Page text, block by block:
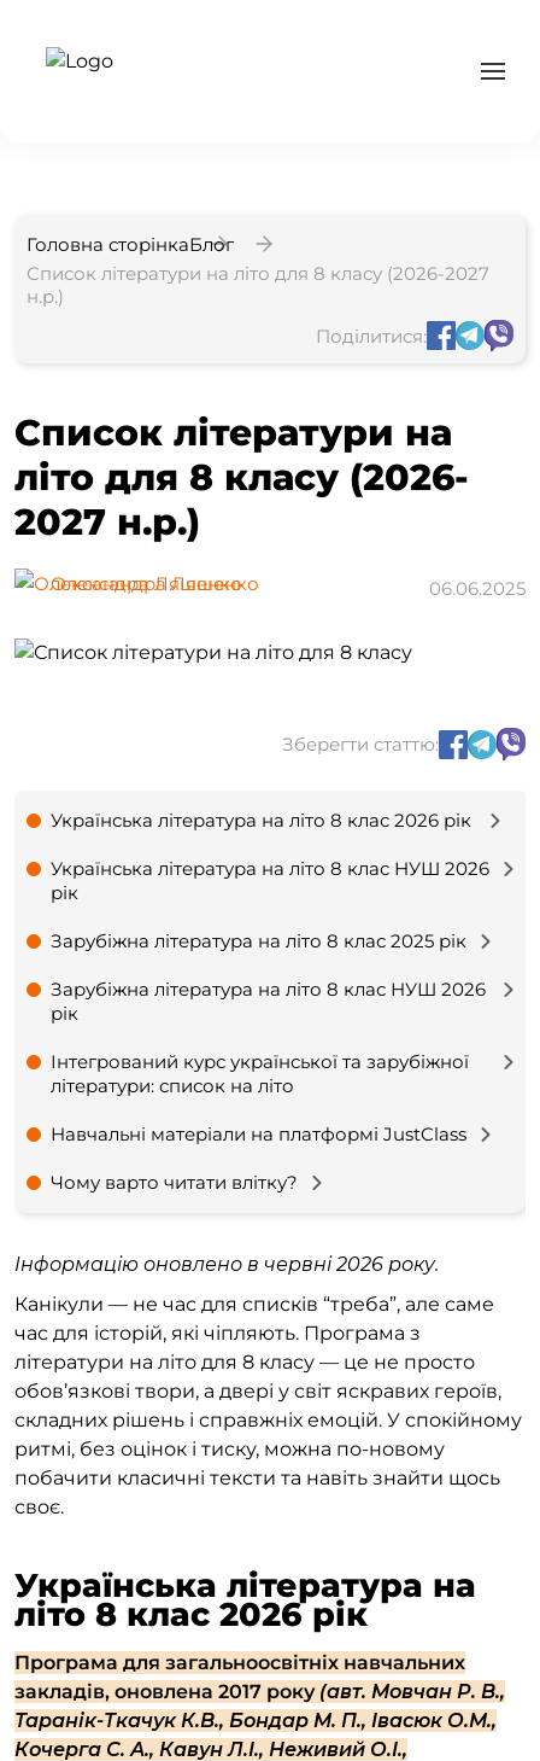
Головна сторінкаБлог
Список літератури на літо для 8 класу (2026-2027
н.р.)
Поділитися:
Список літератури на
літо для 8 класу (2026-
2027 н.р.)
Олександра Ляшенко 06.06.2025
Зберегти статтю:
Українська література на літо 8 клас 2026 рік
Українська література на літо 8 клас НУШ 2026
рік
Зарубіжна література на літо 8 клас 2025 рік
Зарубіжна література на літо 8 клас НУШ 2026
рік
Інтегрований курс української та зарубіжної
літератури: список на літо
Навчальні матеріали на платформі JustClass
Чому варто читати влітку?
Інформацію оновлено в червні 2026 року.
Канікули — не час для списків “треба”, але саме
час для історій, які чіпляють. Програма з
літератури на літо для 8 класу — це не просто
обов’язкові твори, а двері у світ яскравих героїв,
складних рішень і справжніх емоцій. У спокійному
ритмі, без оцінок і тиску, можна по-новому
побачити класичні тексти та навіть знайти щось
своє.
Українська література на
літо 8 клас 2026 рік
Програма для загальноосвітніх навчальних
закладів, оновлена 2017 року (авт. Мовчан Р. В.,
Таранік-Ткачук К.В., Бондар М. П., Івасюк О.М.,
Кочерга С. А., Кавун Л.І., Неживий О.І.,